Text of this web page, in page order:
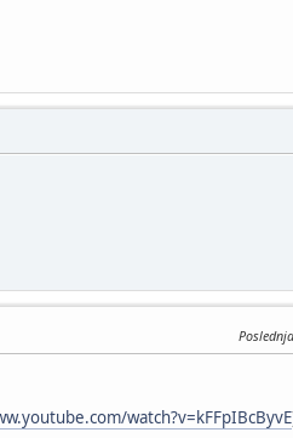
watch?v=kFFpIBcByvE